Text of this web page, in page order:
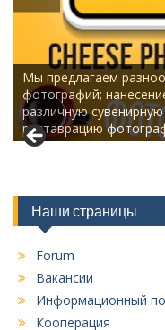
Мы предлагаем
фотографий;
различную
реставрацию
Мы предлагаем
фотографий;
различную
реставрацию
Наши страницы
Forum
Вакансии
Информационный
Кооперация